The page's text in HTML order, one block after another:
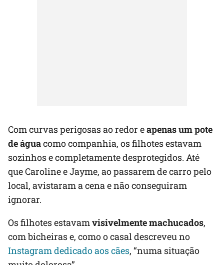
Com curvas perigosas ao redor eapenas um pote
de águacomo companhia, os filhotes estavam
sozinhos e completamente desprotegidos. Até
que Caroline e Jayme, ao passarem de carro pelo
local, avistaram a cena e não conseguiram
ignorar.
Os filhotes estavamvisivelmente machucados,
com bicheiras e, como o casal descreveu no
Instagram dedicado aos cães, “numa situação